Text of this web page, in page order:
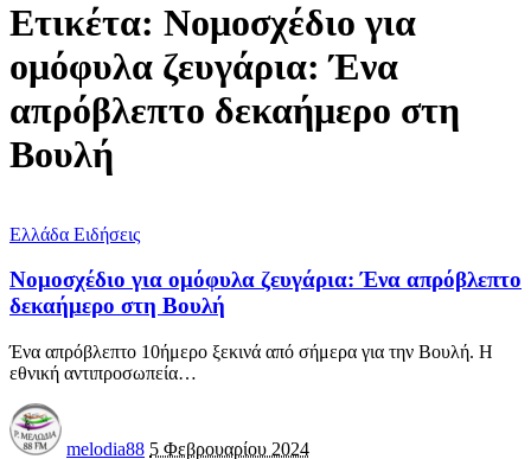
Ετικέτα: Νομοσχέδιο για
ομόφυλα ζευγάρια: Ένα
απρόβλεπτο δεκαήμερο στη
Βουλή
Ελλάδα Ειδήσεις
Νομοσχέδιο για ομόφυλα ζευγάρια: Ένα απρόβλεπτο
δεκαήμερο στη Βουλή
Ένα απρόβλεπτο 10ήμερο ξεκινά από σήμερα για την Βουλή. Η
εθνική αντιπροσωπεία…
melodia88 5 Φεβρουαρίου 2024